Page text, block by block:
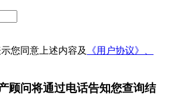
您同意上述内容及
《用户协议》、
顾问将通过电话告知您查询结